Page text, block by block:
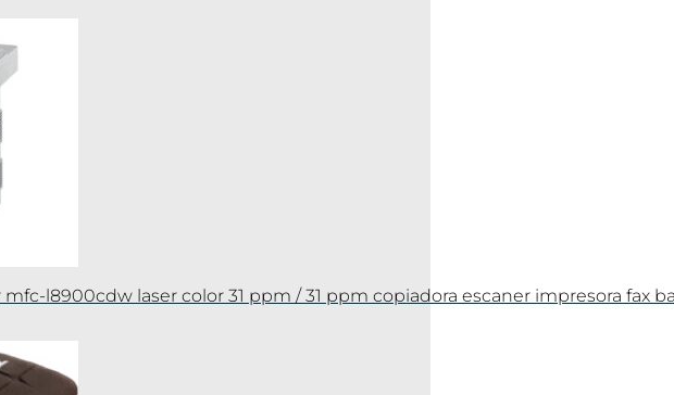
l8900cdw laser color 31 ppm / 31 ppm copiadora escaner impresora fax